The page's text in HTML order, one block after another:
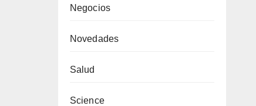
Negocios
Novedades
Salud
Science